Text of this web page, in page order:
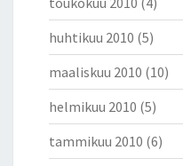
huhtikuu 2010 (5)
maaliskuu 2010 (10)
helmikuu 2010 (5)
tammikuu 2010 (6)